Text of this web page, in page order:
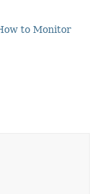
to Monitor